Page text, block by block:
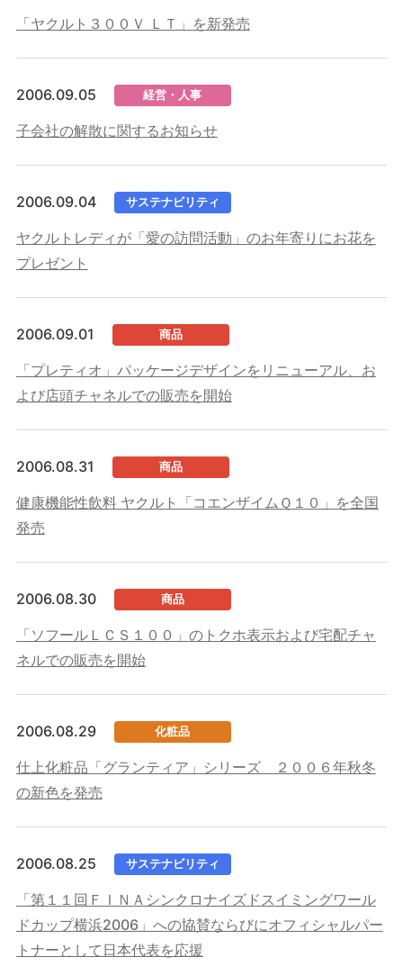
「ヤクルト３００Ｖ ＬＴ」を新発売
2006.09.05 経営・人事
子会社の解散に関するお知らせ
2006.09.04 サステナビリティ
ヤクルトレディが「愛の訪問活動」のお年寄りにお花を
プレゼント
2006.09.01 商品
「プレティオ」パッケージデザインをリニューアル、お
よび店頭チャネルでの販売を開始
2006.08.31 商品
健康機能性飲料 ヤクルト「コエンザイムＱ１０」を全国
発売
2006.08.30 商品
「ソフールＬＣＳ１００」のトクホ表示および宅配チャ
ネルでの販売を開始
2006.08.29 化粧品
仕上化粧品「グランティア」シリーズ ２００６年秋冬
の新色を発売
2006.08.25 サステナビリティ
「第１１回ＦＩＮＡシンクロナイズドスイミングワール
ドカップ横浜2006」への協賛ならびにオフィシャルパー
トナーとして日本代表を応援